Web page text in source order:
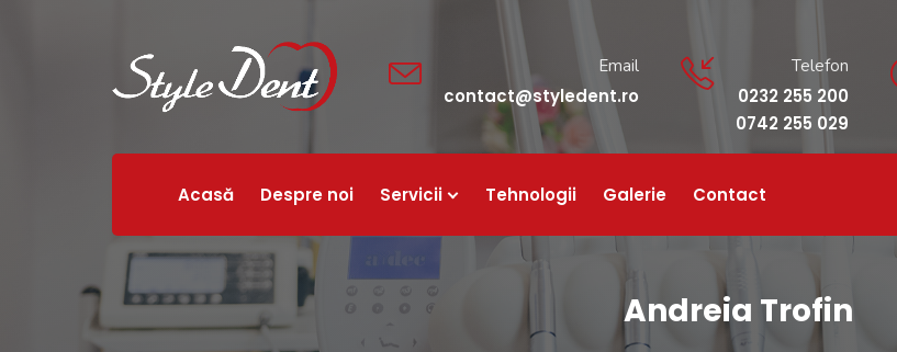
Email
contact@styledent.ro
Telefon
0232 255 200
0742 255 029
Acasă Despre noi Servicii Tehnologii Galerie Contact
Andreia Trofin